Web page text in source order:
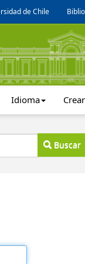
de Chile
Idioma
Buscar